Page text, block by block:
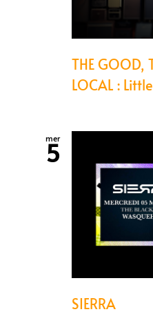
THE GOOD,
LOCAL :
mer
5
SIERRA